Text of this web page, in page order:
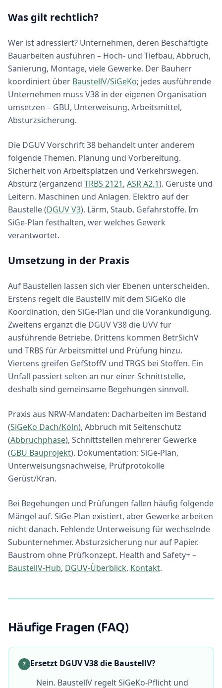
Was gilt rechtlich?
Wer ist adressiert? Unternehmen, deren Beschäftigte
Bauarbeiten ausführen – Hoch- und Tiefbau, Abbruch,
Sanierung, Montage, viele Gewerke. Der Bauherr
koordiniert über BaustellV/SiGeKo; jedes ausführende
Unternehmen muss V38 in der eigenen Organisation
umsetzen – GBU, Unterweisung, Arbeitsmittel,
Absturzsicherung.
Die DGUV Vorschrift 38 behandelt unter anderem
folgende Themen. Planung und Vorbereitung.
Sicherheit von Arbeitsplätzen und Verkehrswegen.
Absturz (ergänzend TRBS 2121, ASR A2.1). Gerüste und
Leitern. Maschinen und Anlagen. Elektro auf der
Baustelle (DGUV V3). Lärm, Staub, Gefahrstoffe. Im
SiGe-Plan festhalten, wer welches Gewerk
verantwortet.
Umsetzung in der Praxis
Auf Baustellen lassen sich vier Ebenen unterscheiden.
Erstens regelt die BaustellV mit dem SiGeKo die
Koordination, den SiGe-Plan und die Vorankündigung.
Zweitens ergänzt die DGUV V38 die UVV für
ausführende Betriebe. Drittens kommen BetrSichV
und TRBS für Arbeitsmittel und Prüfung hinzu.
Viertens greifen GefStoffV und TRGS bei Stoffen. Ein
Unfall passiert selten an nur einer Schnittstelle,
deshalb sind gemeinsame Begehungen sinnvoll.
Praxis aus NRW-Mandaten: Dacharbeiten im Bestand
(SiGeKo Dach/Köln), Abbruch mit Seitenschutz
(Abbruchphase), Schnittstellen mehrerer Gewerke
(GBU Bauprojekt). Dokumentation: SiGe-Plan,
Unterweisungsnachweise, Prüfprotokolle
Gerüst/Kran.
Bei Begehungen und Prüfungen fallen häufig folgende
Mängel auf. SiGe-Plan existiert, aber Gewerke arbeiten
nicht danach. Fehlende Unterweisung für wechselnde
Subunternehmer. Absturzsicherung nur auf Papier.
Baustrom ohne Prüfkonzept. Health and Safety+ –
BaustellV-Hub, DGUV-Überblick, Kontakt.
Häufige Fragen (FAQ)
? Ersetzt DGUV V38 die BaustellV?
Nein. BaustellV regelt SiGeKo-Pflicht und